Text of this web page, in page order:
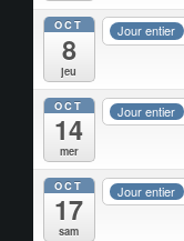
OCT
8
jeu
Jour entier
OCT
14
mer
Jour entier
OCT
17
sam
Jour entier